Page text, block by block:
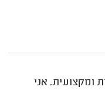
ומקצועית. אני